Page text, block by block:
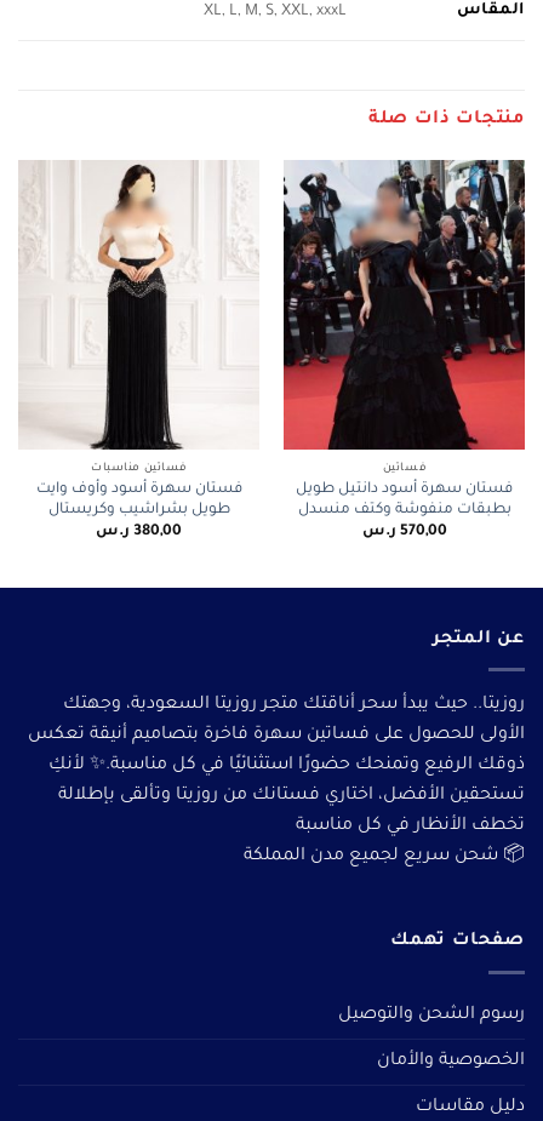
المقاس XL, L, M, S, XXL, xxxL
منتجات ذات صلة
فساتين
فستان سهرة أسود دانتيل طويل
بطبقات منفوشة وكتف منسدل
570,00 ر.س
فساتين مناسبات
فستان سهرة أسود وأوف وايت
طويل بشراشيب وكريستال
380,00 ر.س
عن المتجر
روزيتا.. حيث يبدأ سحر أناقتك متجر روزيتا السعودية، وجهتك
الأولى للحصول على فساتين سهرة فاخرة بتصاميم أنيقة تعكس
ذوقك الرفيع وتمنحك حضورًا استثنائيًا في كل مناسبة.✨ لأنكِ
تستحقين الأفضل، اختاري فستانك من روزيتا وتألقى بإطلالة
تخطف الأنظار في كل مناسبة
📦 شحن سريع لجميع مدن المملكة
صفحات تهمك
رسوم الشحن والتوصيل
الخصوصية والأمان
دليل مقاسات